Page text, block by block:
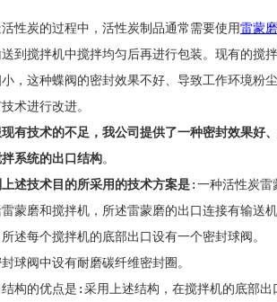
炭的过程中，活性炭制品通常需要使用雷蒙磨
到搅拌机中搅拌均匀后再进行包装。现有的搅
，这种蝶阀的密封效果不好、导致工作环境粉
术进行改进。
有技术的不足，我公司提供了一种密封效果好
系统的出口结构。
述技术目的所采用的技术方案是:一种活性炭雷
蒙磨和搅拌机，所述雷蒙磨的出口连接有输送
述每个搅拌机的底部出口设有一个密封球阀。
阀中设有耐磨碳纤维密封圈。
的优点是:采用上述结构，在搅拌机的底部出